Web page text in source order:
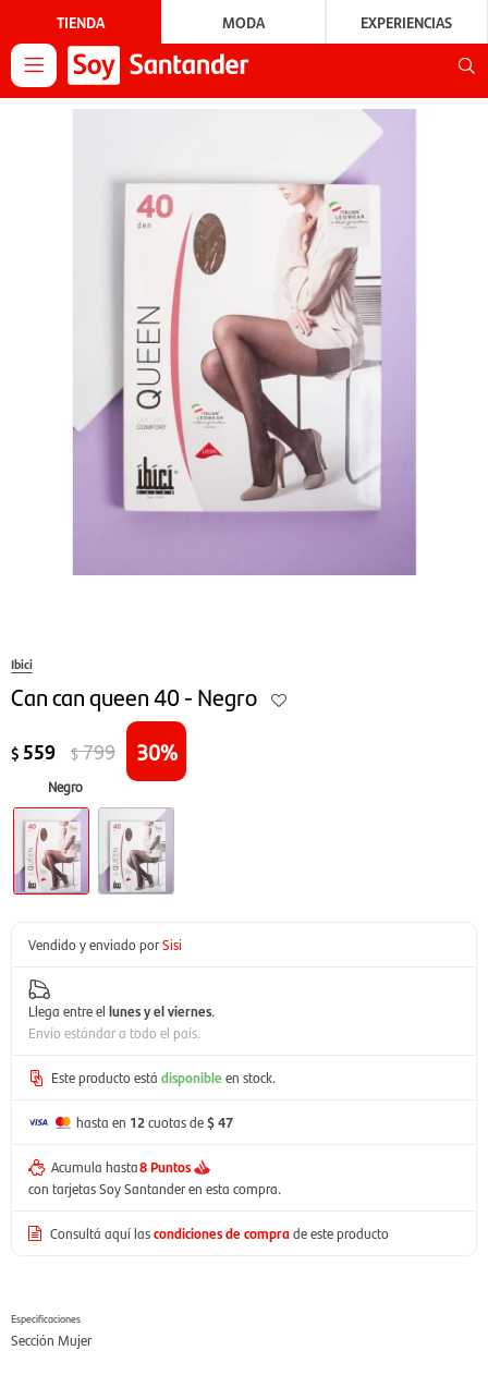
TIENDA MODA EXPERIENCIAS

Ibici
Can can queen 40 - Negro
$ 559 $799 30
Negro
Vendido y enviado porSisi
Llega entre el lunes y el viernes.
Envío estándar a todo el país.
Este producto está disponible en stock.
hasta en 12cuotas de$ 47
Acumula hasta8 Puntos
con tarjetas Soy Santander en esta compra.
Consultá aquí lascondiciones de comprade este producto
Especificaciones
Sección Mujer